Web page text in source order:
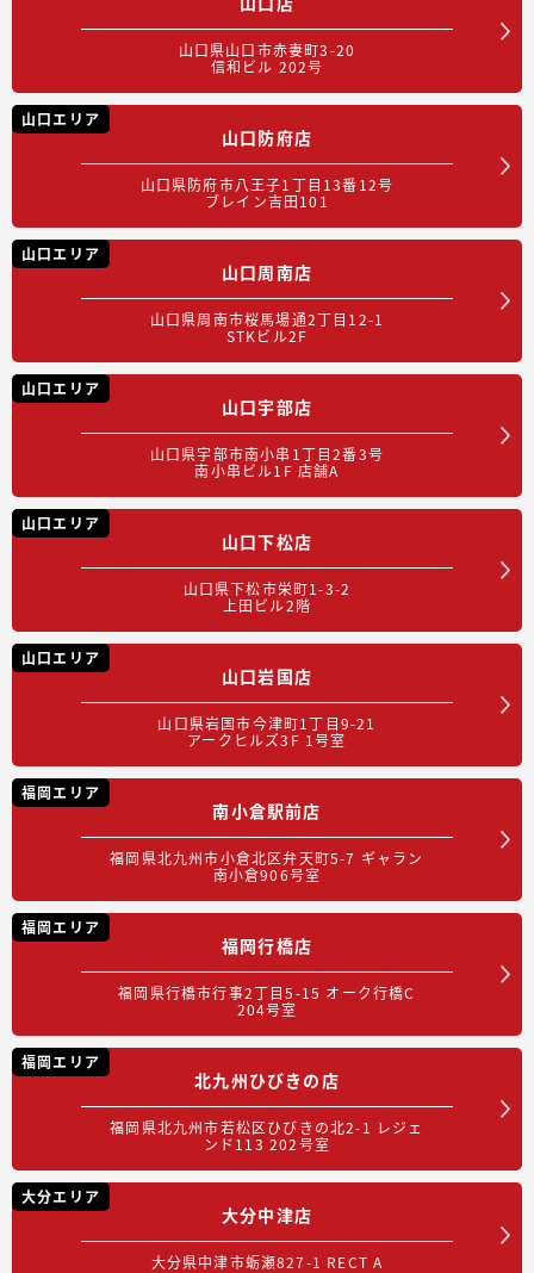
山口県山口市赤妻町3-20
信和ビル 202号
山口エリア
山口防府店
山口県防府市八王子1丁目13番12号
ブレイン吉田101
山口エリア
山口周南店
山口県周南市桜馬場通2丁目12-1
STKビル2F
山口エリア
山口宇部店
山口県宇部市南小串1丁目2番3号
南小串ビル1F 店舗A
山口エリア
山口下松店
山口県下松市栄町1-3-2
上田ビル2階
山口エリア
山口岩国店
山口県岩国市今津町1丁目9-21
アークヒルズ3F 1号室
福岡エリア
南小倉駅前店
福岡県北九州市小倉北区弁天町5-7 ギャラン
南小倉906号室
福岡エリア
福岡行橋店
福岡県行橋市行事2丁目5-15 オーク行橋C
204号室
福岡エリア
北九州ひびきの店
福岡県北九州市若松区ひびきの北2-1 レジェ
ンド113 202号室
大分エリア
大分中津店
大分県中津市蛎瀬827-1 RECT A